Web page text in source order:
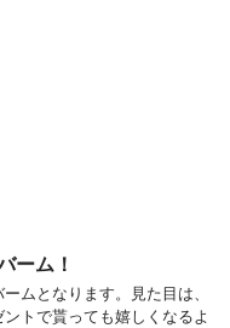
ーム！
ムとなります。見た目は、
トで貰っても嬉しくなるよ